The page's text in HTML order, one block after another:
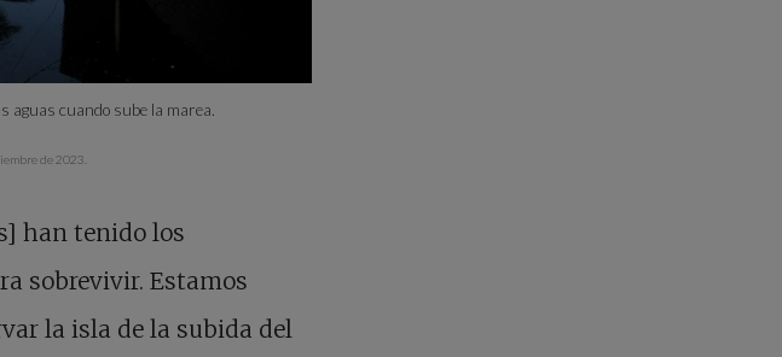
aguas cuando sube la marea.
de 2023.
han tenido los
sobrevivir. Estamos
la isla de la subida del